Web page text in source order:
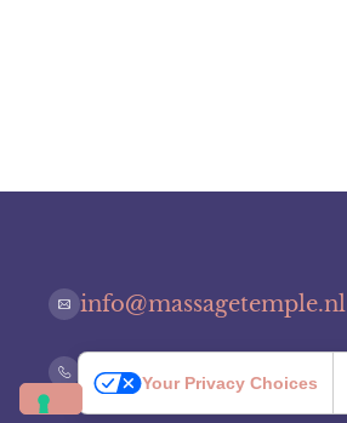
info@massagetemple.nl
+31 06 8137 0702
Your Privacy Choices